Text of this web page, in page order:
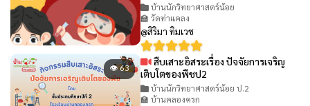
บ้านนักวิทยาศาสตร์น้อย
🏫 วัดท่าแคลง
@สิริมา ทิมเวช
👁 63
สืบเสาะอิสระเรื่อง ปัจจัยการเจริญ
เติบโตของพืชป2
บ้านนักวิทยาศาสตร์น้อย ป.2
🏫 บ้านคลองครก